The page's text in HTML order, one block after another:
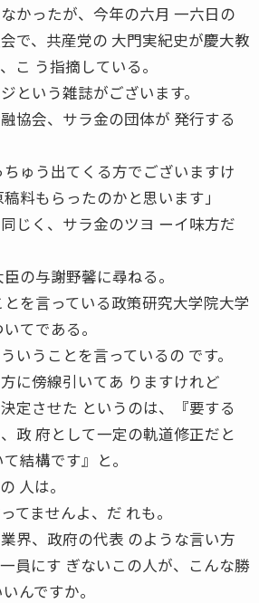
かったが、今年の六月 一六日の
で、共産党の 大門実紀史が慶大教
こ う指摘している。
という雑誌がございます。
協会、サラ金の団体が 発行する
ゅう出てくる方でございますけ
稿料もらったのかと思います」
じく、サラ金のツヨ ーイ味方だ
の与謝野馨に尋ねる。
を言っている政策研究大学院大学
てである。
いうことを言っているの です。
に傍線引いてあ りますけれど
定させた というのは、『要する
政 府として一定の軌道修正だと
結構です』と。
人は。
てませんよ、だ れも。
界、政府の代表 のような言い方
員にす ぎないこの人が、こんな勝
んですか。